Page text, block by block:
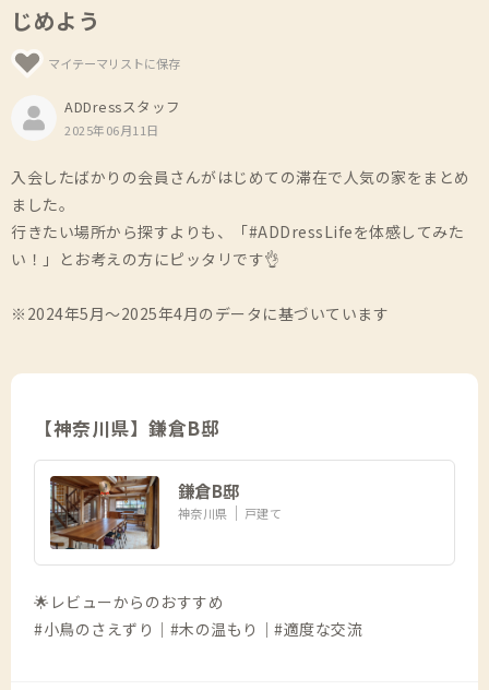
じめよう
マイテーマリストに保存
ADDressスタッフ
2025年06月11日
入会したばかりの会員さんがはじめての滞在で人気の家をまとめ
ました。
行きたい場所から探すよりも、「#ADDressLifeを体感してみた
い！」とお考えの方にピッタリです👌
※2024年5月～2025年4月のデータに基づいています
【神奈川県】鎌倉B邸
鎌倉B邸
神奈川県 戸建て
🌟レビューからのおすすめ
#小鳥のさえずり｜#木の温もり｜#適度な交流